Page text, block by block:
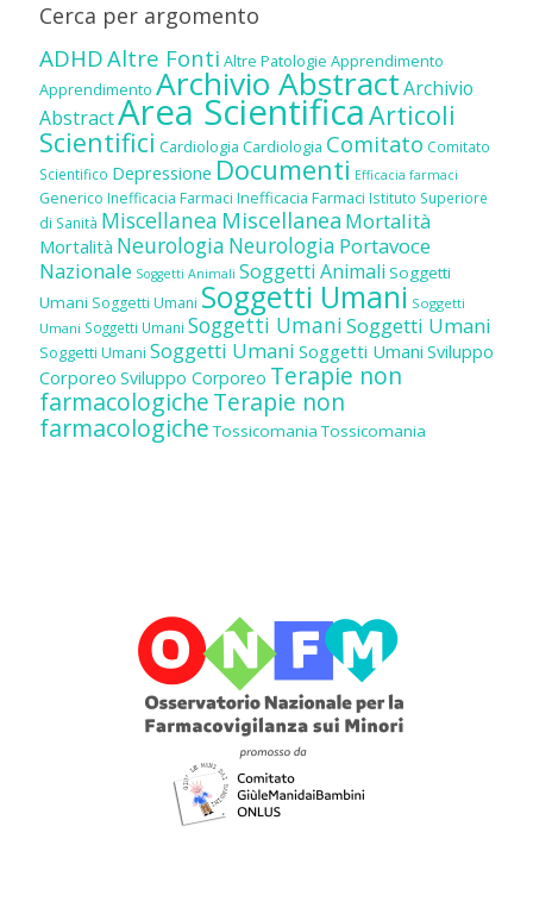
Cerca per argomento
ADHDAltre Fonti Altre Patologie Apprendimento
Apprendimento Archivio AbstractArchivio
AbstractArea ScientificaArticoli
Scientifici Cardiologia Cardiologia Comitato Comitato
Scientifico Depressione Documenti Efficacia farmaci
Generico Inefficacia Farmaci Inefficacia Farmaci Istituto Superiore
di Sanità Miscellanea Miscellanea Mortalità
Mortalità Neurologia Neurologia Portavoce
Nazionale Soggetti Animali Soggetti Animali Soggetti
Umani Soggetti Umani Soggetti Umani Soggetti
Umani Soggetti Umani Soggetti UmaniSoggetti Umani
Soggetti Umani Soggetti Umani Soggetti Umani Sviluppo
Corporeo Sviluppo Corporeo Terapie non
farmacologicheTerapie non
farmacologiche Tossicomania Tossicomania